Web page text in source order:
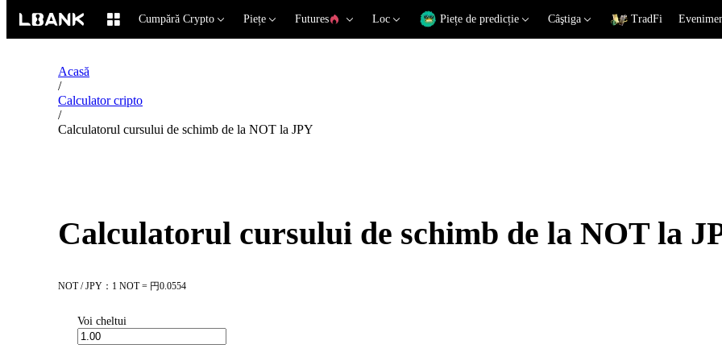
Cumpără Crypto Piețe Futures Loc Piețe de predicție Câştiga TradFi
Acasă
/
Calculator cripto
/
Calculatorul cursului de schimb de la NOT la JPY
Calculatorul cursului de schimb de la NOT la
NOT / JPY：1 NOT = 円0.0554
Voi cheltui